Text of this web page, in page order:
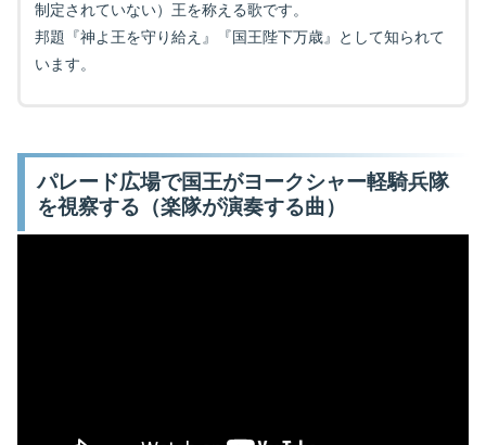
制定されていない）王を称える歌です。
邦題『神よ王を守り給え』『国王陛下万歳』として知られて
います。
パレード広場で国王がヨークシャー軽騎兵隊
を視察する（楽隊が演奏する曲）